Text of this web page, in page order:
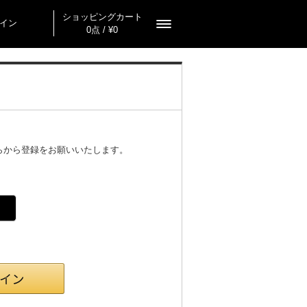
ン
ショッピングカート
0点 / ¥0
ら登録をお願いいたします。